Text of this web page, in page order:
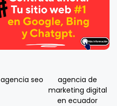
agencia seo
agencia de
marketing digital
en ecuador